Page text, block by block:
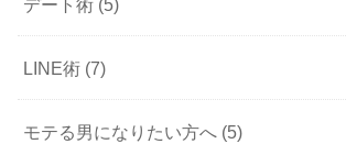
デート術 (5)
LINE術 (7)
モテる男になりたい方へ (5)